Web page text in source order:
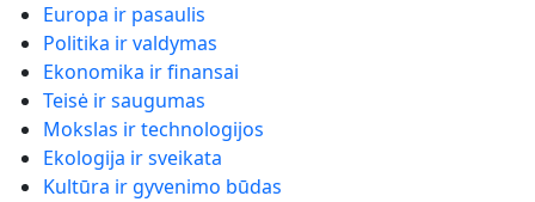
Europa ir pasaulis
Politika ir valdymas
Ekonomika ir finansai
Teisė ir saugumas
Mokslas ir technologijos
Ekologija ir sveikata
Kultūra ir gyvenimo būdas